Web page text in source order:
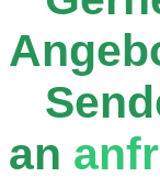
an